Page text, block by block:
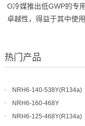
O冷媒推出低GWP的专
卓越性，得益于其中使
热门产品
NRH6-140-538Y(R134a)
NRH6-160-468Y
NRH6-125-468Y(R134a)